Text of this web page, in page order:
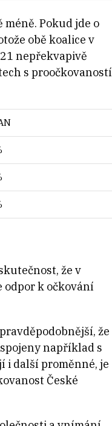
méně. Pokud jde o
obě koalice v
nepřekvapivě
s proočkovaností
že v
odpor k očkování
že
například s
i další proměnné, je
České